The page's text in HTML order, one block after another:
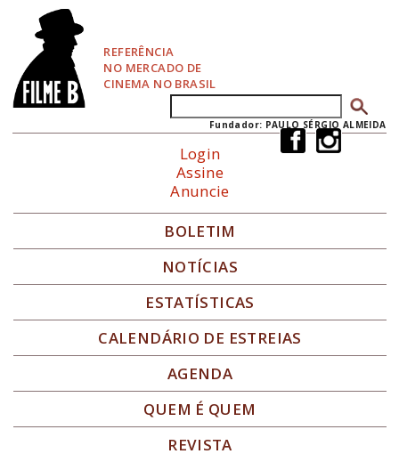
REFERÊNCIA
NO MERCADO DE
CINEMA NO BRASIL
Formulário de busca
Fundador: PAULO SÉRGIO ALMEIDA
Login
Assine
Anuncie
BOLETIM
NOTÍCIAS
ESTATÍSTICAS
CALENDÁRIO DE ESTREIAS
AGENDA
QUEM É QUEM
REVISTA